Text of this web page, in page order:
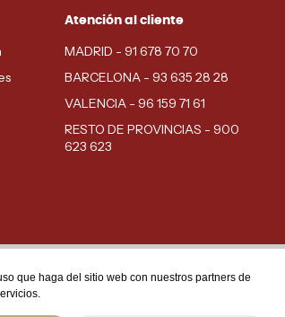
Atención al cliente
MADRID - 91 678 70 70
BARCELONA - 93 635 28 28
VALENCIA - 96 159 71 61
RESTO DE PROVINCIAS - 900
623 623
que haga del sitio web con nuestros partners de